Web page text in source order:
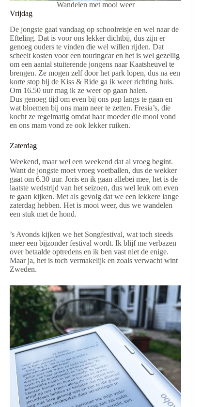
Wandelen met mooi weer
Vrijdag
De jongste gaat vandaag op schoolreisje en wel naar de
Efteling. Dat is voor ons lekker dichtbij, dus zijn er
genoeg ouders te vinden die wel willen rijden. Dat
scheelt kosten voor een touringcar en het is wel gezellig
om een aantal stuiterende jongens naar Kaatsheuvel te
brengen. Ze mogen zelf door het park lopen, dus na een
korte stop bij de Kiss & Ride ga ik weer richting huis.
Om 16.50 uur mag ik ze weer op gaan halen.
Dus genoeg tijd om even bij ons pap langs te gaan en
wat bloemen bij ons mam neer te zetten. Fresia’s, die
kocht ze regelmatig omdat haar moeder die mooi vond
en ons mam vond ze ook lekker ruiken.
Zaterdag
Weekend, maar wel een weekend dat al vroeg begint.
Want de jongste moet vroeg voetballen, dus de wekker
gaat om 6.30 uur. Joris en ik gaan allebei mee, het is de
laatste wedstrijd van het seizoen, dus wel leuk om even
te gaan kijken. Met als gevolg dat we een lekkere lange
zaterdag hebben. Het is mooi weer, dus we wandelen
een stuk met de hond.
’s Avonds kijken we het Songfestival, wat toch steeds
meer een bijzonder festival wordt. Ik blijf me verbazen
over betaalde optredens en ik ben vast niet de enige.
Maar ja, het is toch vermakelijk en zoals verwacht wint
Zweden.